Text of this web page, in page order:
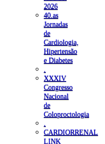
2026
40.as
Jornadas
de
Cardiologia,
Hipertensão
e Diabetes
XXXIV
Congresso
Nacional
de
Coloproctologia
CARDIORRENAL
LINK